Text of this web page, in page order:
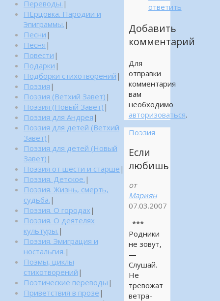
ответить
Добавить
комментарий
Для
отправки
комментария
вам
необходимо
авторизоваться.
Поэзия
Если
любишь
от
Мариян
07.03.2007
***
Родники
не зовут,
—
Слушай.
Не
тревожат
ветра-
Переводы. |
ПЕрцовка. Пародии и
Эпиграммы. |
Песни |
Песня |
Повести |
Подарки |
Подборки стихотворений |
Поэзия |
Поэзия (Ветхий Завет) |
Поэзия (Новый Завет) |
Поэзия для Андрея |
Поэзия для детей (Ветхий
Завет) |
Поэзия для детей (Новый
Завет) |
Поэзия от шести и старше |
Поэзия. Детское. |
Поэзия. Жизнь, смерть,
судьба. |
Поэзия. О городах |
Поэзия. О деятелях
культуры. |
Поэзия. Эмиграция и
ностальгия. |
Поэмы, циклы
стихотворений |
Поэтические переводы |
Приветствия в прозе |